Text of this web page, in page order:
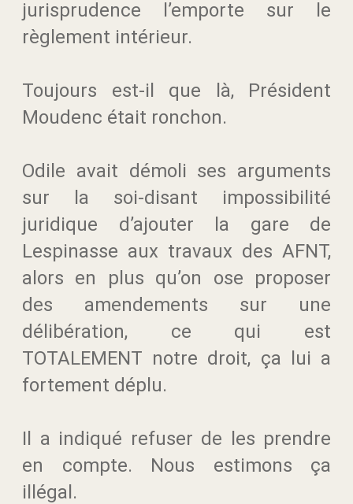
jurisprudence l’emporte sur le
règlement intérieur.
Toujours est-il que là, Président
Moudenc était ronchon.
Odile avait démoli ses arguments
sur la soi-disant impossibilité
juridique d’ajouter la gare de
Lespinasse aux travaux des AFNT,
alors en plus qu’on ose proposer
des amendements sur une
délibération, ce qui est
TOTALEMENT notre droit, ça lui a
fortement déplu.
Il a indiqué refuser de les prendre
en compte. Nous estimons ça
illégal.